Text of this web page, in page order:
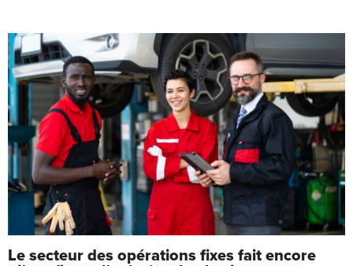
Le secteur des opérations fixes fait encore